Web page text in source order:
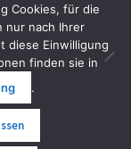
2026
Cookies, für die
nur nach Ihrer
diese Einwilligung
finden sie in
.